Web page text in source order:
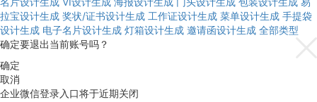
拉宝设计生成 奖状/证书设计生成 工作证设计生成 菜单设计生成 手提袋
设计生成 电子名片设计生成 灯箱设计生成 邀请函设计生成 全部类型
确定要退出当前账号吗？
确定
取消
企业微信登录入口将于近期关闭